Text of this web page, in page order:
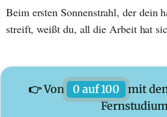
Beim ersten Sonnenstrahl, der dein
streift, weißt du, all die Arbeit hat
👉 Von 0 auf 100
mit